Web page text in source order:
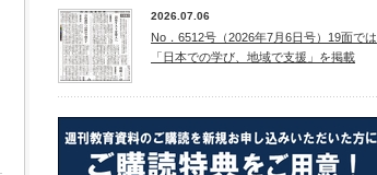
2026.07.06
No．6512号（2026年7月6日号）19面では
「日本での学び、地域で支援」を掲載